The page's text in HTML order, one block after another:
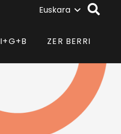
Euskara
I+G+B ZER BERRI